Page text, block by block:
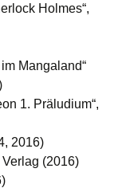
Holmes“,
Mangaland“
1. Präludium“,
2016)
Verlag (2016)